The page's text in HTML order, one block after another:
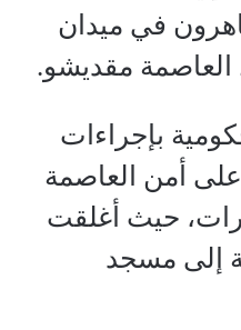
في ميدان
مقديشو.
بإجراءات
أمن العاصمة
حيث أغلقت
إلى مسجد